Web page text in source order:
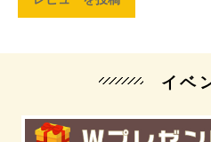
イベ